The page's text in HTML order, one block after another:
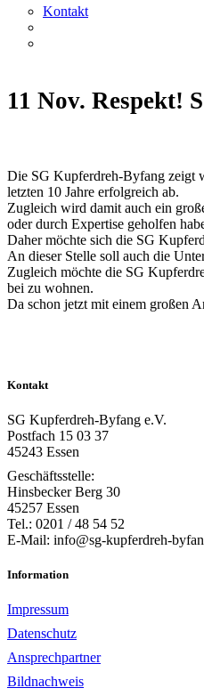
Kontakt
11 Nov. Respekt!
Die SG Kupferdreh-Byfang zeigt
letzten 10 Jahre erfolgreich ab.
Zugleich wird damit auch ein
oder durch Expertise geholfen
Daher möchte sich die SG
An dieser Stelle soll auch die
Zugleich möchte die SG
bei zu wohnen.
Da schon jetzt mit einem großen
Kontakt
SG Kupferdreh-Byfang e.V.
Postfach 15 03 37
45243 Essen
Geschäftsstelle:
Hinsbecker Berg 30
45257 Essen
Tel.: 0201 / 48 54 52
E-Mail: info@sg-kupferdreh-
Information
Impressum
Datenschutz
Ansprechpartner
Bildnachweis